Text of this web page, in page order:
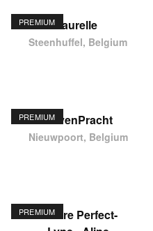
PREMIUM laurelle
Steenhuffel, Belgium
PREMIUMHavenPracht
Nieuwpoort, Belgium
PREMIUMCentre Perfect-